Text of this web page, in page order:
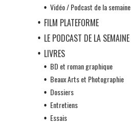
Vidéo / Podcast de la semaine
FILM PLATEFORME
LE PODCAST DE LA SEMAINE
LIVRES
BD et roman graphique
Beaux Arts et Photographie
Dossiers
Entretiens
Essais